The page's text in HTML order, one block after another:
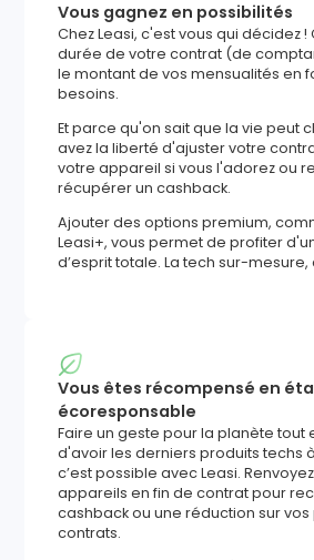
Vous gagnez en possibilités
Chez Leasi, c'est vous qui décidez !
durée de votre contrat (de
le montant de vos mensualités en
besoins.
Et parce qu'on sait que la vie peut
avez la liberté d'ajuster votre
votre appareil si vous l'adorez ou
récupérer un cashback.
Ajouter des options premium,
Leasi+, vous permet de profiter
d’esprit totale. La tech sur-mesure,
Vous êtes récompensé en
écoresponsable
Faire un geste pour la planète tout
d'avoir les derniers produits techs
c’est possible avec Leasi.
appareils en fin de contrat pour
cashback ou une réduction sur
contrats.